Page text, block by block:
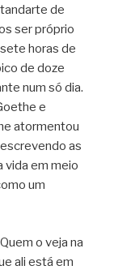
de
ser próprio
horas de
de doze
num só dia.
e
atormentou
as
vida em meio
um
o veja na
ali está em